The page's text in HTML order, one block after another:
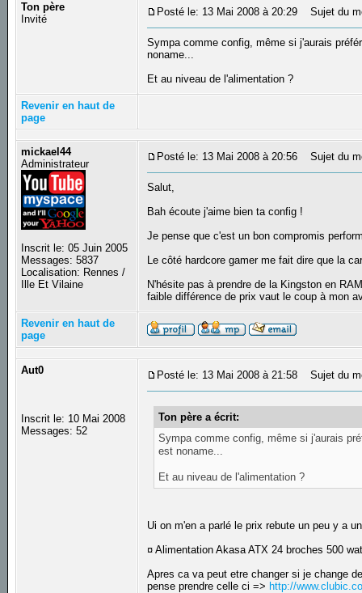
Ton père
Invité
Posté le: 13 Mai 2008 à 20:29 Sujet du
Sympa comme config, même si j'aurais
noname...
Et au niveau de l'alimentation ?
Revenir en haut de
page
mickael44
Administrateur
Inscrit le: 05 Juin 2005
Messages: 5837
Localisation: Rennes /
Ille Et Vilaine
Posté le: 13 Mai 2008 à 20:56 Sujet du
Salut,
Bah écoute j'aime bien ta config !
Je pense que c'est un bon compromis
Le côté hardcore gamer me fait dire que la
N'hésite pas à prendre de la Kingston en
faible différence de prix vaut le coup à mon
Revenir en haut de
page
Aut0
Inscrit le: 10 Mai 2008
Messages: 52
Posté le: 13 Mai 2008 à 21:58 Sujet du
Ton père a écrit:
Sympa comme config, même si j'aurais
est noname...
Et au niveau de l'alimentation ?
Ui on m'en a parlé le prix rebute un peu y a
¤ Alimentation Akasa ATX 24 broches 500
Apres ca va peut etre changer si je change
pense prendre celle ci => http://